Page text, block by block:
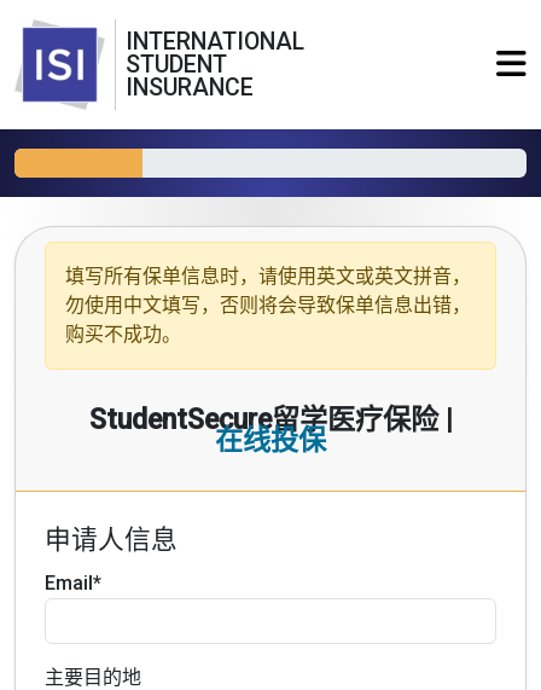
INTERNATIONAL
STUDENT
INSURANCE
填写所有保单信息时，请使用 英文或英文拼音，
勿使用中文填写，否则将会导致保单信息出错，
购买不成功。
StudentSecure留学医疗保险 |
在线投保
申请人信息
Email*
主要目的地